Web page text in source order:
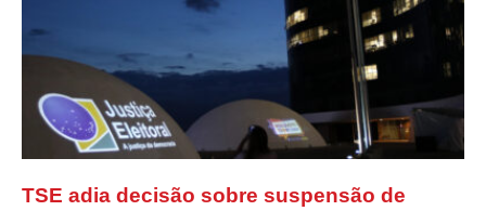
TSE adia decisão sobre suspensão de